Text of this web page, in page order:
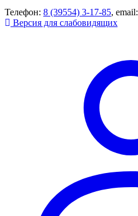
Телефон: 8 (39554) 3-17-85, email:
Версия для слабовидящих